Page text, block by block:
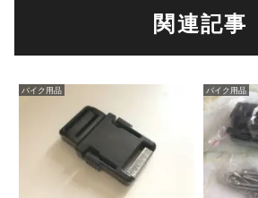
関連記事
バイク用品 バイク用品